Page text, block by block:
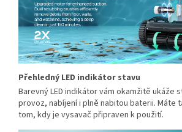
Přehledný LED indikátor stavu
Barevný LED indikátor vám okamžitě ukáže
provoz, nabíjení i plně nabitou baterii. Máte
tom, kdy je vysavač připraven k použití.